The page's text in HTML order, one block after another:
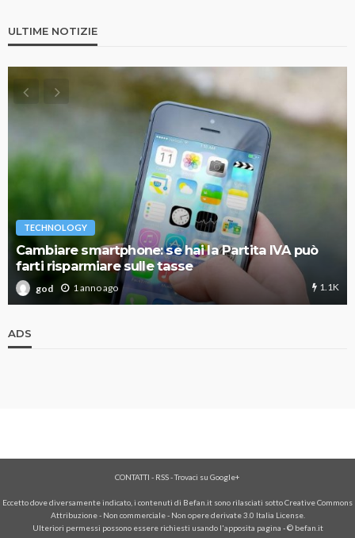
ULTIME NOTIZIE
TECHNOLOGY
Cambiare smartphone: se hai la Partita IVA può
farti risparmiare sulle tasse
god 1 anno ago 1.1K
ADS
CONTATTI - RSS-Trovaci su Google+
Eccetto dove diversamente indicato, i contenuti di Befan.it sono rilasciati sotto Creative Commons
Attribuzione - Non commerciale - Non opere derivate 3.0 Italia License.
Ulteriori permessi possono essere richiesti usando l'apposita pagina - © befan.it